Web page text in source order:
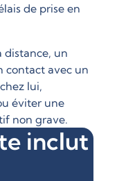
de prise en
distance, un
contact avec un
lui,
éviter une
non grave.
inclut